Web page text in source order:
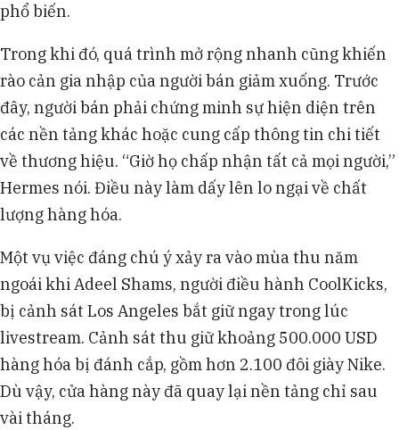
phổ biến.
Trong khi đó, quá trình mở rộng nhanh cũng khiến
rào cản gia nhập của người bán giảm xuống. Trước
đây, người bán phải chứng minh sự hiện diện trên
các nền tảng khác hoặc cung cấp thông tin chi tiết
về thương hiệu. “Giờ họ chấp nhận tất cả mọi người,”
Hermes nói. Điều này làm dấy lên lo ngại về chất
lượng hàng hóa.
Một vụ việc đáng chú ý xảy ra vào mùa thu năm
ngoái khi Adeel Shams, người điều hành CoolKicks,
bị cảnh sát Los Angeles bắt giữ ngay trong lúc
livestream. Cảnh sát thu giữ khoảng 500.000 USD
hàng hóa bị đánh cắp, gồm hơn 2.100 đôi giày Nike.
Dù vậy, cửa hàng này đã quay lại nền tảng chỉ sau
vài tháng.